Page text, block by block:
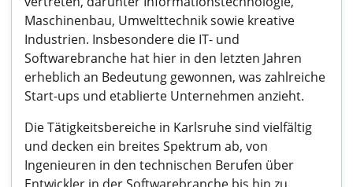
Maschinenbau, Umwelttechnik sowie kreative
Industrien. Insbesondere die IT- und
Softwarebranche hat hier in den letzten Jahren
erheblich an Bedeutung gewonnen, was zahlreiche
Start-ups und etablierte Unternehmen anzieht.
Die Tätigkeitsbereiche in Karlsruhe sind vielfältig
und decken ein breites Spektrum ab, von
Ingenieuren in den technischen Berufen über